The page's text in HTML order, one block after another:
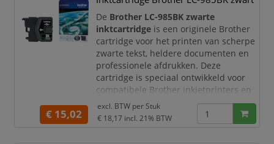
zwarte pigmentinkt met dye-
kleureninkten. Hierdoor produceert uw
pri
De Brother LC-985BK zwarte
inktcartridge is een originele Brother
cartridge voor het printen van scherpe
zwarte tekst, heldere documenten en
professionele afdrukken. Deze
cartridge is speciaal ontwikkeld voor
compatibele Brother inkjetprinters en
multifunctionals. Ideaal voor
thuisgebruik, thuiswerkplekken en
kleine kantoren waar u wilt vertrouwen
€ 15,02
excl. BTW per Stuk
€ 18,17 incl. 21% BTW